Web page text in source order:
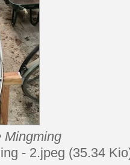
Mingming
- 2.jpeg (35.34